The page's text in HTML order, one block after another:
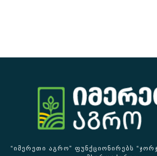
“ᲘᲛᲔᲠᲔᲗᲘ ᲐᲒᲠᲝ” ᲤᲣᲜᲥᲪᲘᲝᲜᲘᲠᲔᲑᲡ